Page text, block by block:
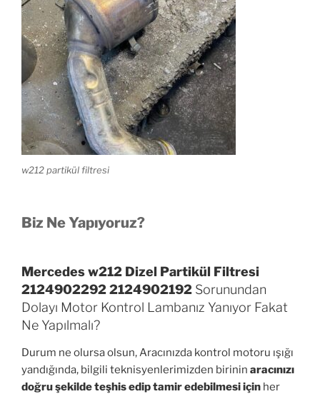
w212 partikül filtresi
Biz Ne Yapıyoruz?
Mercedes w212 Dizel Partikül Filtresi
2124902292 2124902192 Sorunundan
Dolayı Motor Kontrol Lambanız Yanıyor Fakat
Ne Yapılmalı?
Durum ne olursa olsun, Aracınızda kontrol motoru ışığı
yandığında, bilgili teknisyenlerimizden birinin aracınızı
doğru şekilde teşhis edip tamir edebilmesi için her